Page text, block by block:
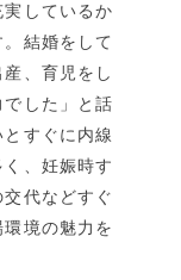
しているか
結婚をして
、育児をし
した」と話
すぐに内線
、妊娠時す
代などすぐ
境の魅力を